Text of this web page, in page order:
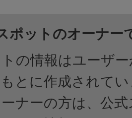
ポットのオーナー
の情報はユーザ
とに作成されて
ナーの方は、公